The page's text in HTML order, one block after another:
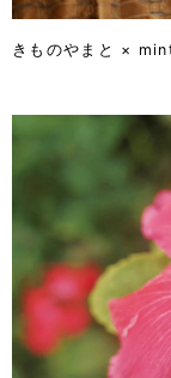
きものやまと ×